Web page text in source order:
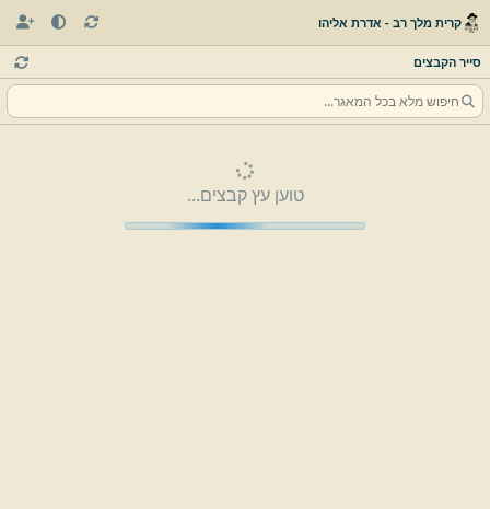
קרית מלך רב - אדרת אליהו
סייר הקבצים
טוען עץ קבצים...